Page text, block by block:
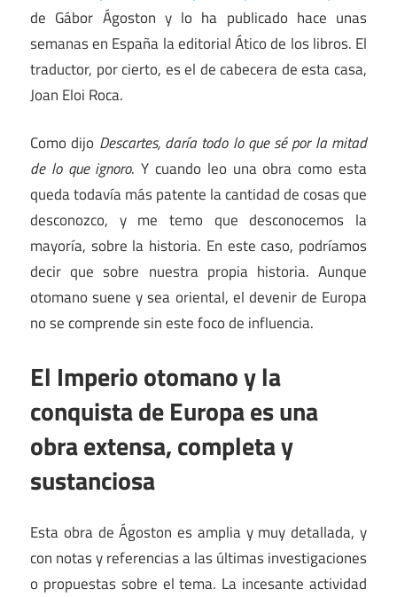
de Gábor Ágoston y lo ha publicado hace unas
semanas en España la editorial Ático de los libros. El
traductor, por cierto, es el de cabecera de esta casa,
Joan Eloi Roca.
Como dijo Descartes, daría todo lo que sé por la mitad
de lo que ignoro. Y cuando leo una obra como esta
queda todavía más patente la cantidad de cosas que
desconozco, y me temo que desconocemos la
mayoría, sobre la historia. En este caso, podríamos
decir que sobre nuestra propia historia. Aunque
otomano suene y sea oriental, el devenir de Europa
no se comprende sin este foco de influencia.
El Imperio otomano y la
conquista de Europa es una
obra extensa, completa y
sustanciosa
Esta obra de Ágoston es amplia y muy detallada, y
con notas y referencias a las últimas investigaciones
o propuestas sobre el tema. La incesante actividad